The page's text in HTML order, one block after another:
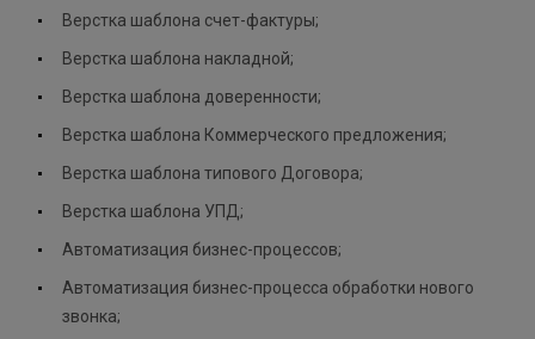
Верстка шаблона счет-фактуры;
Верстка шаблона накладной;
Верстка шаблона доверенности;
Верстка шаблона Коммерческого предложения;
Верстка шаблона типового Договора;
Верстка шаблона УПД;
Автоматизация бизнес-процессов;
Автоматизация бизнес-процесса обработки нового
звонка;